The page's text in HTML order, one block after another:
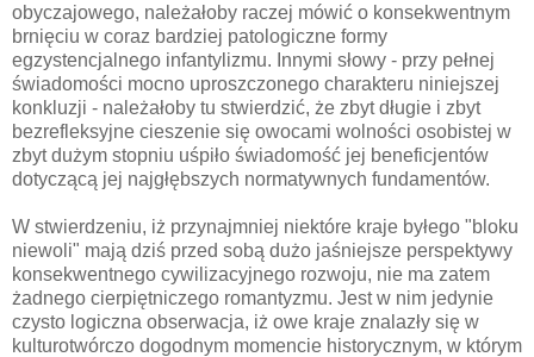
obyczajowego, należałoby raczej mówić o konsekwentnym
brnięciu w coraz bardziej patologiczne formy
egzystencjalnego infantylizmu. Innymi słowy - przy pełnej
świadomości mocno uproszczonego charakteru niniejszej
konkluzji - należałoby tu stwierdzić, że zbyt długie i zbyt
bezrefleksyjne cieszenie się owocami wolności osobistej w
zbyt dużym stopniu uśpiło świadomość jej beneficjentów
dotyczącą jej najgłębszych normatywnych fundamentów.
W stwierdzeniu, iż przynajmniej niektóre kraje byłego "bloku
niewoli" mają dziś przed sobą dużo jaśniejsze perspektywy
konsekwentnego cywilizacyjnego rozwoju, nie ma zatem
żadnego cierpiętniczego romantyzmu. Jest w nim jedynie
czysto logiczna obserwacja, iż owe kraje znalazły się w
kulturotwórczo dogodnym momencie historycznym, w którym